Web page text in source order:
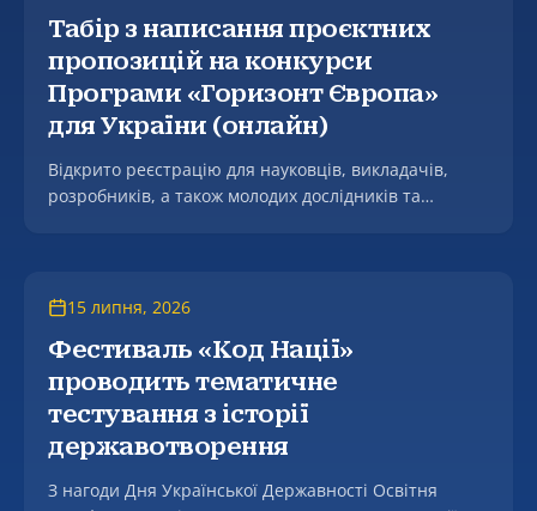
Табір з написання проєктних
пропозицій на конкурси
Програми «Горизонт Європа»
для України (онлайн)
Відкрито реєстрацію для науковців, викладачів,
розробників, а також молодих дослідників та
Європа» для учасників з України (Horizon Europe
15 липня, 2026
Фестиваль «Код Нації»
проводить тематичне
тестування з історії
державотворення
З нагоди Дня Української Державності Освітня